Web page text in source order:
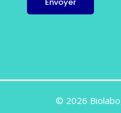
© 2026